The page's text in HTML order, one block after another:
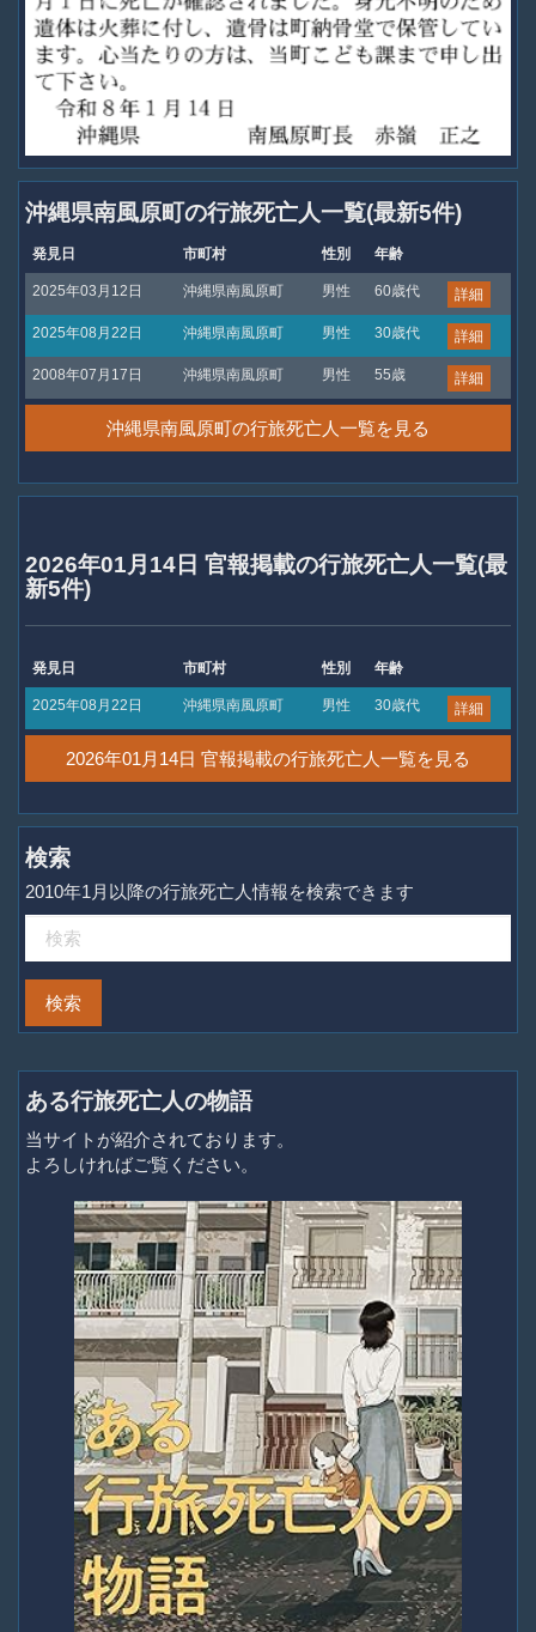
沖縄県南風原町の行旅死亡人一覧(最新5件)
発見日 市町村 性別 年齢
2025年03月12日 沖縄県南風原町 男性 60歳代 詳細
2025年08月22日 沖縄県南風原町 男性 30歳代 詳細
2008年07月17日 沖縄県南風原町 男性 55歳 詳細
沖縄県南風原町の行旅死亡人一覧を見る
2026年01月14日 官報掲載の行旅死亡人一覧(最
新5件)
発見日 市町村 性別 年齢
2025年08月22日 沖縄県南風原町 男性 30歳代 詳細
2026年01月14日 官報掲載の行旅死亡人一覧を見る
検索
2010年1月以降の行旅死亡人情報を検索できます
ある行旅死亡人の物語
当サイトが紹介されております。
よろしければご覧ください。